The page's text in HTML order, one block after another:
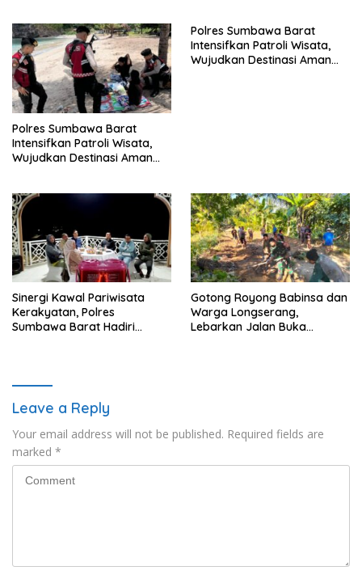
Polres Sumbawa Barat
Intensifkan Patroli Wisata,
Wujudkan Destinasi Aman
Polres Sumbawa Barat
Intensifkan Patroli Wisata,
Wujudkan Destinasi Aman
Sinergi Kawal Pariwisata
Kerakyatan, Polres
Sumbawa Barat Hadiri
Suntuk”
Gotong Royong Babinsa dan
Warga Longserang,
Lebarkan Jalan Buka
Leave a Reply
Your email address will not be published. Required fields are
marked *